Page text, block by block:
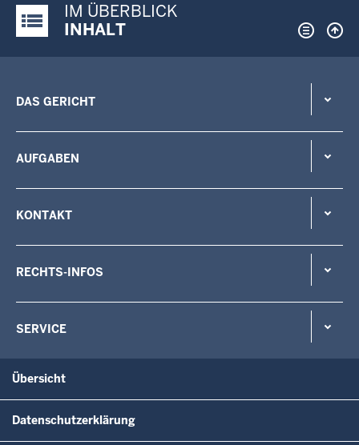
Justiz-Portal im Überblick:
IM ÜBERBLICK
INHALT
DAS GERICHT
AUFGABEN
KONTAKT
RECHTS-INFOS
SERVICE
Übersicht
Datenschutzerklärung